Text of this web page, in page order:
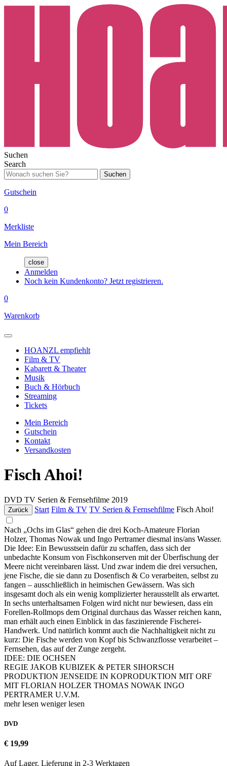
Suchen
Search
Suchen
Gutschein
0
Merkliste
Mein Bereich
close
Anmelden
Noch kein Kundenkonto? Jetzt registrieren.
0
Warenkorb
HOANZL empfiehlt
Film & TV
Kabarett & Theater
Musik
Buch & Hörbuch
Streaming
Tickets
Mein Bereich
Gutschein
Kontakt
Versandkosten
Fisch Ahoi!
DVD TV Serien & Fernsehfilme 2019
Zurück Start Film & TV TV Serien & Fernsehfilme Fisch Ahoi!
Nach „Ochs im Glas“ gehen die drei Koch-Amateure Florian
Holzer, Thomas Nowak und Ingo Pertramer diesmal ins/ans Wasser.
Die Idee: Ein Bewusstsein dafür zu schaffen, dass sich der
unbedachte Konsum von Fischkonserven mit der Überfischung der
Meere nicht vereinbaren lässt. Und zwar indem die drei versuchen,
jene Fische, die sie dann zu Dosenfisch & Co verarbeiten, selbst zu
fangen – ausschließlich in heimischen Gewässern. Was sich
insgesamt doch als ein wenig komplizierter herausstellt als erwartet.
In sechs unterhaltsamen Folgen wird nicht nur bewiesen, dass ein
Forellen-Rollmops dem Original durchaus das Wasser reichen kann,
man erhält auch einen Einblick in das faszinierende Fischerei-
Handwerk. Und natürlich kommt auch die Nachhaltigkeit nicht zu
kurz: Die Fische werden von Kopf bis Schwanzflosse verarbeitet –
Fernsehen, das auf der Zunge zergeht.
IDEE: DIE OCHSEN
REGIE JAKOB KUBIZEK & PETER SIHORSCH
PRODUKTION JENSEIDE IN KOPRODUKTION MIT ORF
MIT FLORIAN HOLZER THOMAS NOWAK INGO
PERTRAMER U.V.M.
mehr lesen weniger lesen
DVD
€ 19,99
Auf Lager. Lieferung in 2-3 Werktagen